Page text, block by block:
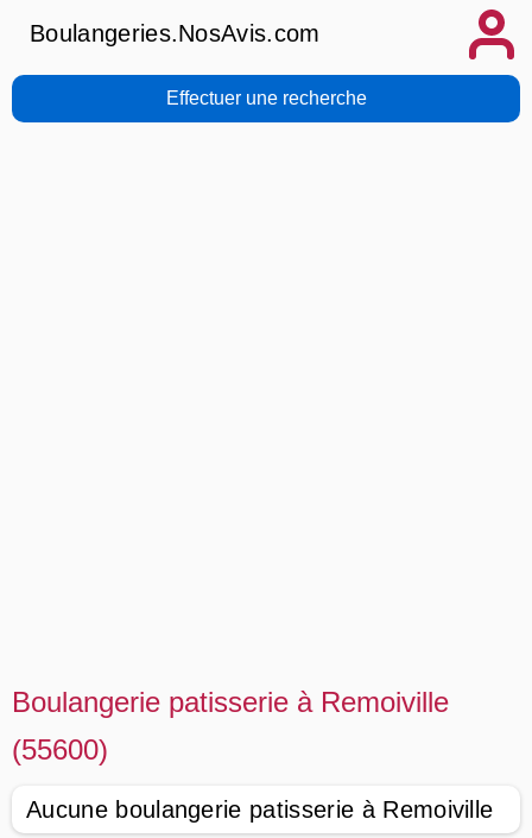
Boulangeries.NosAvis.com
Effectuer une recherche
Boulangerie patisserie à Remoiville
(55600)
Aucune boulangerie patisserie à Remoiville